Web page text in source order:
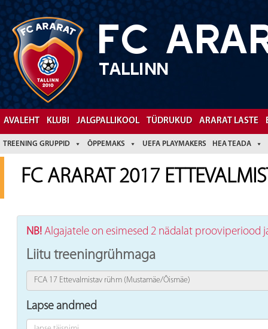
FC
TALLINN
AVALEHT KLUBI JALGPALLIKOOL TÜDRUKUD ARARAT LASTE
TREENING GRUPPID ÕPPEMAKS UEFA PLAYMAKERS HEA TEADA
FC ARARAT 2017
NB! Algajatele on esimesed 2 nädalat prooviperiood
Liitu treeningrühmaga
Lapse andmed